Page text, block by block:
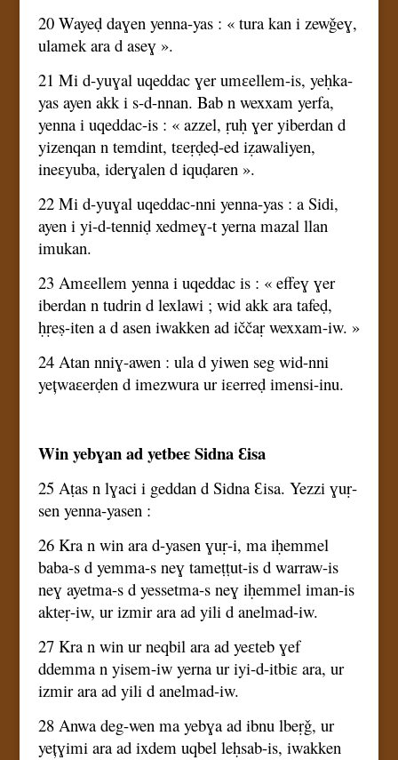
20 Wayeḍ daɣen yenna-yas : « tura kan i zewǧeɣ,
ulamek ara d aseɣ ».
21 Mi d-yuɣal uqeddac ɣer umɛellem-is, yeḥka-
yas ayen akk i s-d-nnan. Bab n wexxam yerfa,
yenna i uqeddac-is : « azzel, ṛuḥ ɣer yiberdan d
yizenqan n temdint, tɛeṛḍeḍ-ed iẓawaliyen,
ineɛyuba, iderɣalen d iquḍaren ».
22 Mi d-yuɣal uqeddac-nni yenna-yas : a Sidi,
ayen i yi-d-tenniḍ xedmeɣ-t yerna mazal llan
imukan.
23 Amɛellem yenna i uqeddac is : « effeɣ ɣer
iberdan n tudrin d lexlawi ; wid akk ara tafeḍ,
ḥṛeṣ-iten a d asen iwakken ad iččaṛ wexxam-iw. »
24 Atan nniɣ-awen : ula d yiwen seg wid-nni
yețwaɛerḍen d imezwura ur iɛerreḍ imensi-inu.
Win yebɣan ad yetbeɛ Sidna Ɛisa
25 Aṭas n lɣaci i geddan d Sidna Ɛisa. Yezzi ɣuṛ-
sen yenna-yasen :
26 Kra n win ara d-yasen ɣuṛ-i, ma iḥemmel
baba-s d yemma-s neɣ tameṭṭut-is d warraw-is
neɣ ayetma-s d yessetma-s neɣ iḥemmel iman-is
akteṛ-iw, ur izmir ara ad yili d anelmad-iw.
27 Kra n win ur neqbil ara ad yeɛteb ɣef
ddemma n yisem-iw yerna ur iyi-d-itbiɛ ara, ur
izmir ara ad yili d anelmad-iw.
28 Anwa deg-wen ma yebɣa ad ibnu lbeṛǧ, ur
yețɣimi ara ad ixdem uqbel leḥsab-is, iwakken